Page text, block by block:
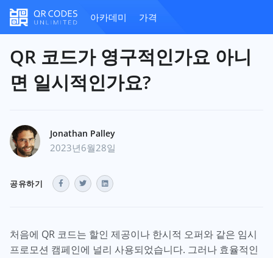
아카데미 가격
QR 코드가 영구적인가요 아니
면 일시적인가요?
Jonathan Palley
2023년6월28일
공유하기
처음에 QR 코드는 할인 제공이나 한시적 오퍼와 같은 임시
프로모션 캠페인에 널리 사용되었습니다. 그러나 효율적인